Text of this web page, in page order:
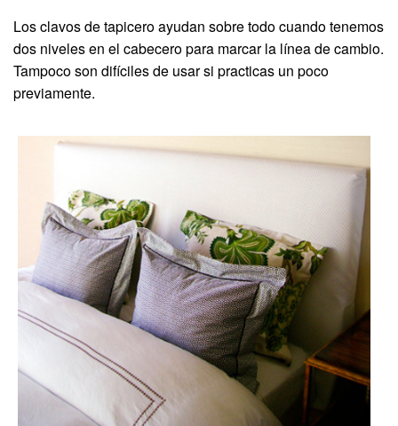
Los clavos de tapicero ayudan sobre todo cuando tenemos
dos niveles en el cabecero para marcar la línea de cambio.
Tampoco son difíciles de usar si practicas un poco
previamente.